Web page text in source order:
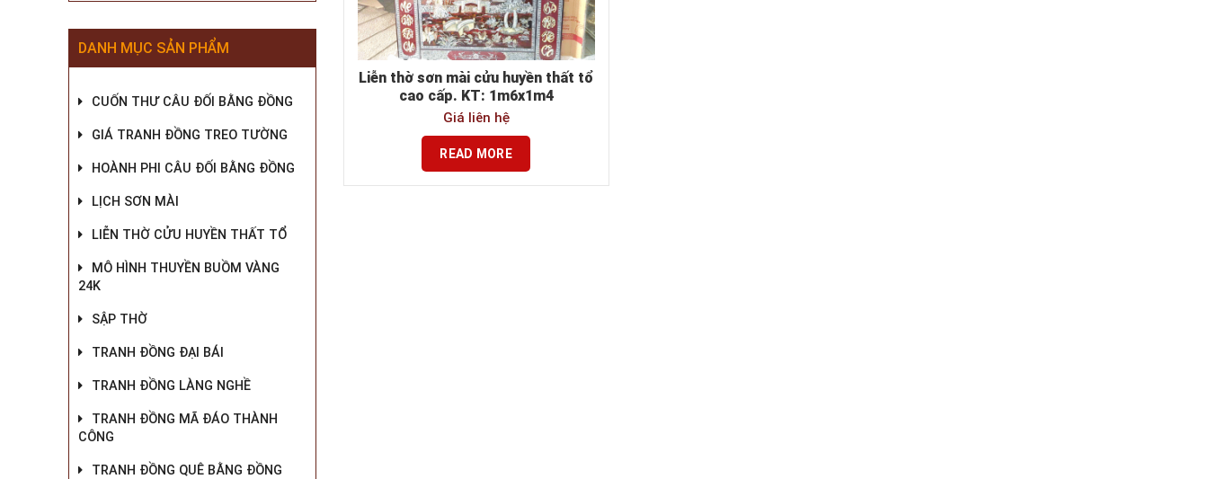
Liễn thờ sơn mài cửu huyền thất tổ
cao cấp. KT: 1m6x1m4
Giá liên hệ
READ MORE
DANH MỤC SẢN PHẨM
CUỐN THƯ CÂU ĐỐI BẰNG ĐỒNG
GIÁ TRANH ĐỒNG TREO TƯỜNG
HOÀNH PHI CÂU ĐỐI BẰNG ĐỒNG
LỊCH SƠN MÀI
LIỄN THỜ CỬU HUYỀN THẤT TỔ
MÔ HÌNH THUYỀN BUỒM VÀNG
24K
SẬP THỜ
TRANH ĐỒNG ĐẠI BÁI
TRANH ĐỒNG LÀNG NGHỀ
TRANH ĐỒNG MÃ ĐÁO THÀNH
CÔNG
TRANH ĐỒNG QUÊ BẰNG ĐỒNG